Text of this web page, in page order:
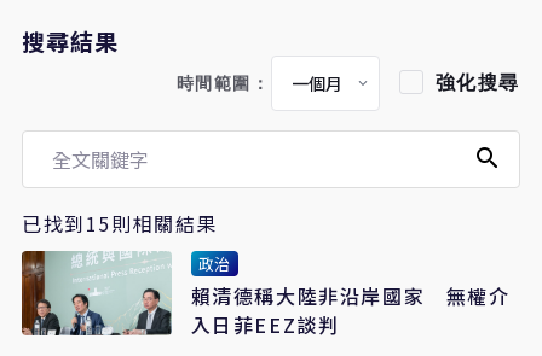
搜尋結果
時間範圍： 強化搜尋
已找到15則相關結果
政治
賴清德稱大陸非沿岸國家 無權介
入日菲EEZ談判